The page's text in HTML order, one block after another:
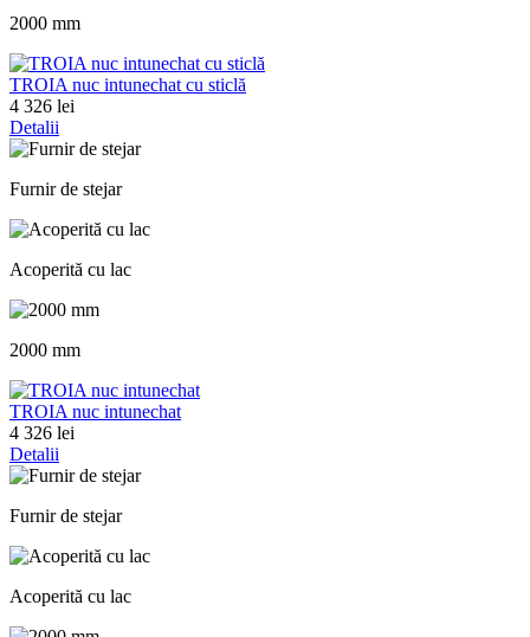
2000 mm
TROIA nuc intunechat cu sticlă
4 326 lei
Detalii
Furnir de stejar
Acoperită cu lac
2000 mm
TROIA nuc intunechat
4 326 lei
Detalii
Furnir de stejar
Acoperită cu lac